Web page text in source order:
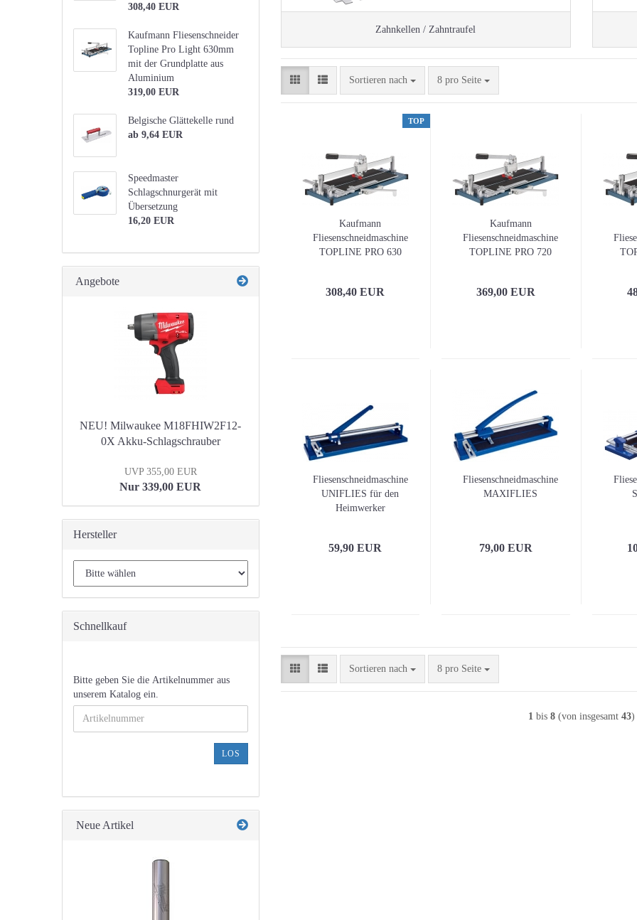
Zahnkellen / Zahntraufel
Sortieren nach
Sortieren nach 8 pro Seite
pro Seite
TOP
Kaufmann
Fliesenschneidmaschine
TOPLINE PRO 630
308,40 EUR
Kaufmann
Fliesenschneidmaschine
TOPLINE PRO 720
369,00 EUR
Fliesenschneidmaschine
UNIFLIES für den
Heimwerker
59,90 EUR
Fliesenschneidmaschine
MAXIFLIES
79,00 EUR
Sortieren nach
Sortieren nach 8 pro Seite
pro Seite
1 bis8 (von insgesamt43)
308,40 EUR
Kaufmann Fliesenschneider
Topline Pro Light 630mm
mit der Grundplatte aus
Aluminium
319,00 EUR
Belgische Glättekelle rund
ab 9,64 EUR
Speedmaster
Schlagschnurgerät mit
Übersetzung
16,20 EUR
Angebote
NEU! Milwaukee M18FHIW2F12-
0X Akku-Schlagschrauber
UVP 355,00 EUR
Nur 339,00 EUR
Hersteller
Schnellkauf
BITTE
GEBEN
SIE
DIE
ARTIKELNUMMER
Bitte geben Sie die Artikelnummer aus
unserem Katalog ein.
LOS
Neue Artikel